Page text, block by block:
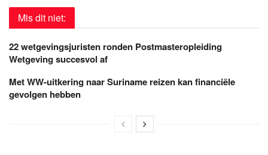
Mis dit niet:
22 wetgevingsjuristen ronden Postmasteropleiding
Wetgeving succesvol af
Met WW-uitkering naar Suriname reizen kan financiële
gevolgen hebben